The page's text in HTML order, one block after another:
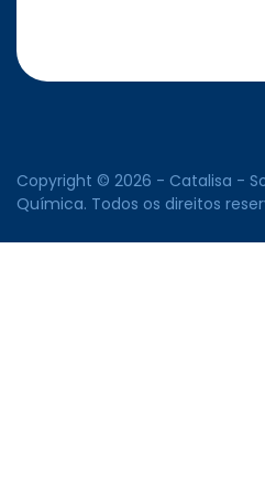
Copyright © 2026 - Catalisa -
Química. Todos os direitos